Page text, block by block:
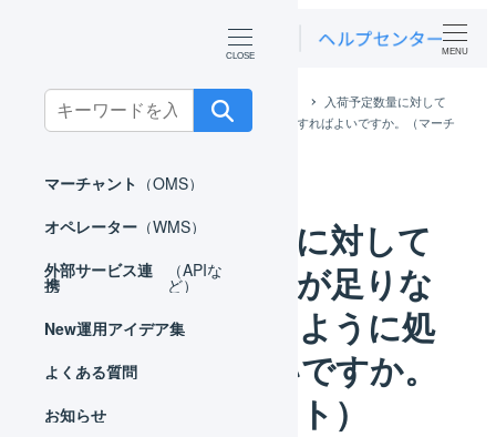
Search
for:
マーチャント （OMS）
オペレーター （WMS）
外部サービス連
携
（APIな
ど）
New運用アイデア集
よくある質問
お知らせ
MENU
ホーム よくある質問 マーチャント
入荷予定数量に対して
検品済み数量が足りない場合、どのように処理すればよいですか。（マーチ
入荷予定数量に対して
検品済み数量が足りな
い場合、どのように処
理すればよいですか。
（マーチャント）